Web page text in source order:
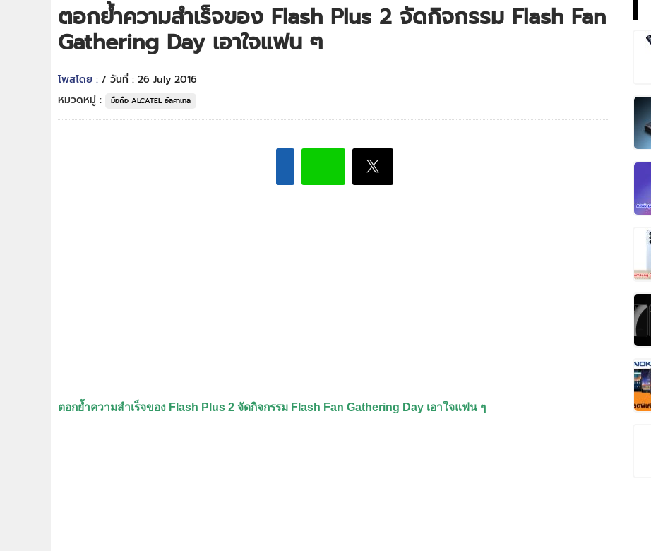
ตอกย้ำความสำเร็จของ Flash Plus 2 จัดกิจกรรม Flash Fan
Gathering Day เอาใจแฟน ๆ
โพสโดย : / วันที่ : 26 July 2016
หมวดหมู่ :
มือถือ ALCATEL อัลคาเทล
ตอกย้ำความสำเร็จของ Flash Plus 2 จัดกิจกรรม Flash Fan Gathering Day เอาใจแฟน ๆ